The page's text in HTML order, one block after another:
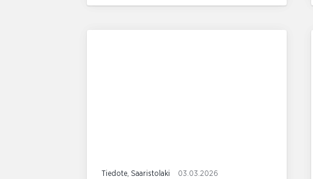
Tiedote, Saaristolaki 03.03.2026